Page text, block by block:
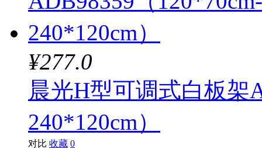
¥277.0
晨光H型可调式白板架
240*120cm）
对比 收藏 0